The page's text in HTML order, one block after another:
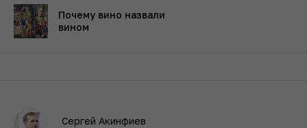
Почему вино назвали
вином
Сергей Акинфиев